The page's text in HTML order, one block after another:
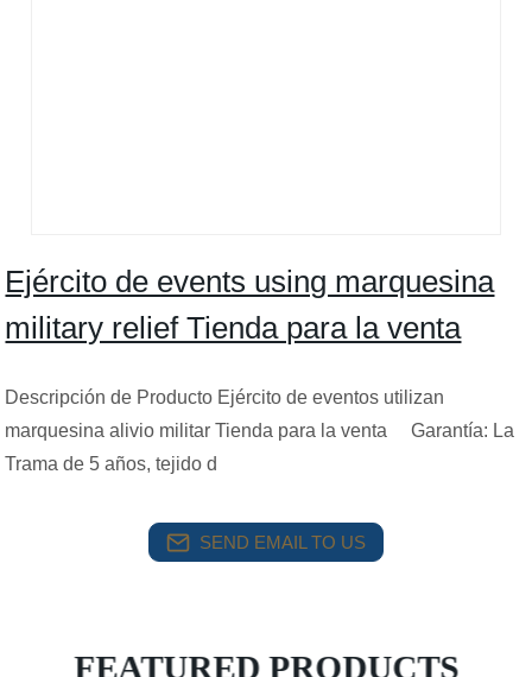
Ejército de events using marquesina
military relief Tienda para la venta
Descripción de Producto Ejército de eventos utilizan
marquesina alivio militar Tienda para la venta Garantía: La
Trama de 5 años, tejido d
SEND EMAIL TO US
FEATURED PRODUCTS